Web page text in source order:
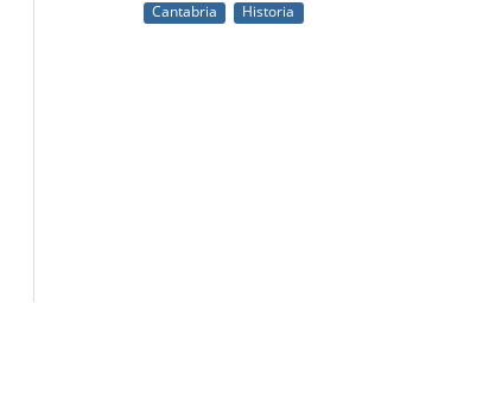
Cantabria Historia